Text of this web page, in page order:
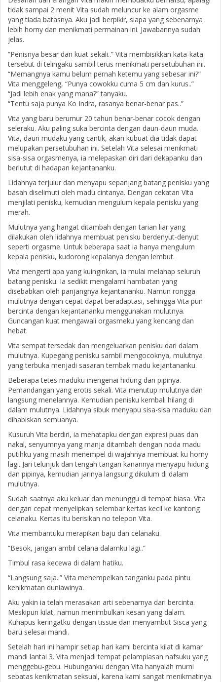
tidak sampai 2 menit Vita sudah meluncur ke alam orgasme
yang tiada batasnya. Aku jadi berpikir, siapa yang sebenarnya
lebih horny dan menikmati permainan ini. Jawabannya sudah
jelas.
“Penisnya besar dan kuat sekali..” Vita membisikkan kata-kata
tersebut di telingaku sambil terus menikmati persetubuhan ini.
“Memangnya kamu belum pernah ketemu yang sebesar ini?”
Vita menggeleng, “Punya cowokku cuma 5 cm dan kurus..”
“Jadi lebih enak yang mana?” tanyaku.
“Tentu saja punya Ko Indra, rasanya benar-benar pas..”
Vita yang baru berumur 20 tahun benar-benar cocok dengan
seleraku. Aku paling suka bercinta dengan daun-daun muda.
Vita, daun mudaku yang cantik, akan kubuat dia tidak dapat
melupakan persetubuhan ini. Setelah Vita selesai menikmati
sisa-sisa orgasmenya, ia melepaskan diri dari dekapanku dan
berlutut di hadapan kejantananku.
Lidahnya terjulur dan menyapu sepanjang batang penisku yang
basah diselimuti oleh madu cintanya. Dengan cekatan Vita
menjilati penisku, kemudian mengulum kepala penisku yang
merah.
Mulutnya yang hangat ditambah dengan tarian liar yang
dilakukan oleh lidahnya membuat penisku berdenyut-denyut
seperti orgasme. Untuk beberapa saat ia hanya mengulum
kepala penisku, kudorong kepalanya dengan lembut.
Vita mengerti apa yang kuinginkan, ia mulai melahap seluruh
batang penisku. Ia sedikit mengalami hambatan yang
disebabkan oleh panjangnya kejantananku. Namun rongga
mulutnya dengan cepat dapat beradaptasi, sehingga Vita pun
bercinta dengan kejantananku menggunakan mulutnya.
Guncangan kuat mengawali orgasmeku yang kencang dan
hebat.
Vita sempat tersedak dan mengeluarkan penisku dari dalam
mulutnya. Kupegang penisku sambil mengocoknya, mulutnya
yang terbuka menjadi sasaran tembak madu kejantananku.
Beberapa tetes maduku mengenai hidung dan pipinya.
Pemandangan yang erotis sekali. Vita menutup mulutnya dan
langsung menelannya. Kemudian penisku kembali hilang di
dalam mulutnya. Lidahnya sibuk menyapu sisa-sisa maduku dan
dihabiskan semuanya.
Kusuruh Vita berdiri, ia menatapku dengan expresi puas dan
nakal, senyumnya yang manja ditambah dengan noda madu
putihku yang masih menempel di wajahnya membuat ku horny
lagi. Jari telunjuk dan tengah tangan kanannya menyapu hidung
dan pipinya, kemudian jarinya langsung dikulum di dalam
mulutnya.
Sudah saatnya aku keluar dan menunggu di tempat biasa. Vita
dengan cepat menyelipkan selembar kertas kecil ke kantong
celanaku. Kertas itu berisikan no telepon Vita.
Vita membantuku merapikan baju dan celanaku.
“Besok, jangan ambil celana dalamku lagi..”
Timbul rasa kecewa di dalam hatiku.
“Langsung saja..” Vita menempelkan tanganku pada pintu
kenikmatan duniawinya.
Aku yakin ia telah merasakan arti sebenarnya dari bercinta.
Meskipun kilat, namun menimbulkan kesan yang dalam.
Kuhapus keringatku dengan tissue dan menyambut Sisca yang
baru selesai mandi.
Setelah hari ini hampir setiap hari kami bercinta kilat di kamar
mandi lantai 3. Vita menjadi tempat pelampiasan nafsuku yang
menggebu-gebu. Hubunganku dengan Vita hanyalah murni
sebatas kenikmatan seksual, karena kami sangat menikmatinya.